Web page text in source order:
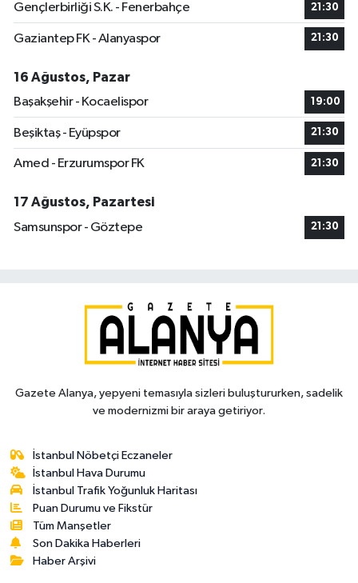
Gençlerbirliği S.K. - Fenerbahçe 21:30
Gaziantep FK - Alanyaspor 21:30
16 Ağustos, Pazar
Başakşehir - Kocaelispor
19:00
Beşiktaş - Eyüpspor 21:30
Amed - Erzurumspor FK 21:30
17 Ağustos, Pazartesi
Samsunspor - Göztepe
21:30
Gazete Alanya, yepyeni temasıyla sizleri buluştururken, sadelik
ve modernizmi bir araya getiriyor.
İstanbul Nöbetçi Eczaneler
İstanbul Hava Durumu
İstanbul Trafik Yoğunluk Haritası
Puan Durumu ve Fikstür
Tüm Manşetler
Son Dakika Haberleri
Haber Arşivi